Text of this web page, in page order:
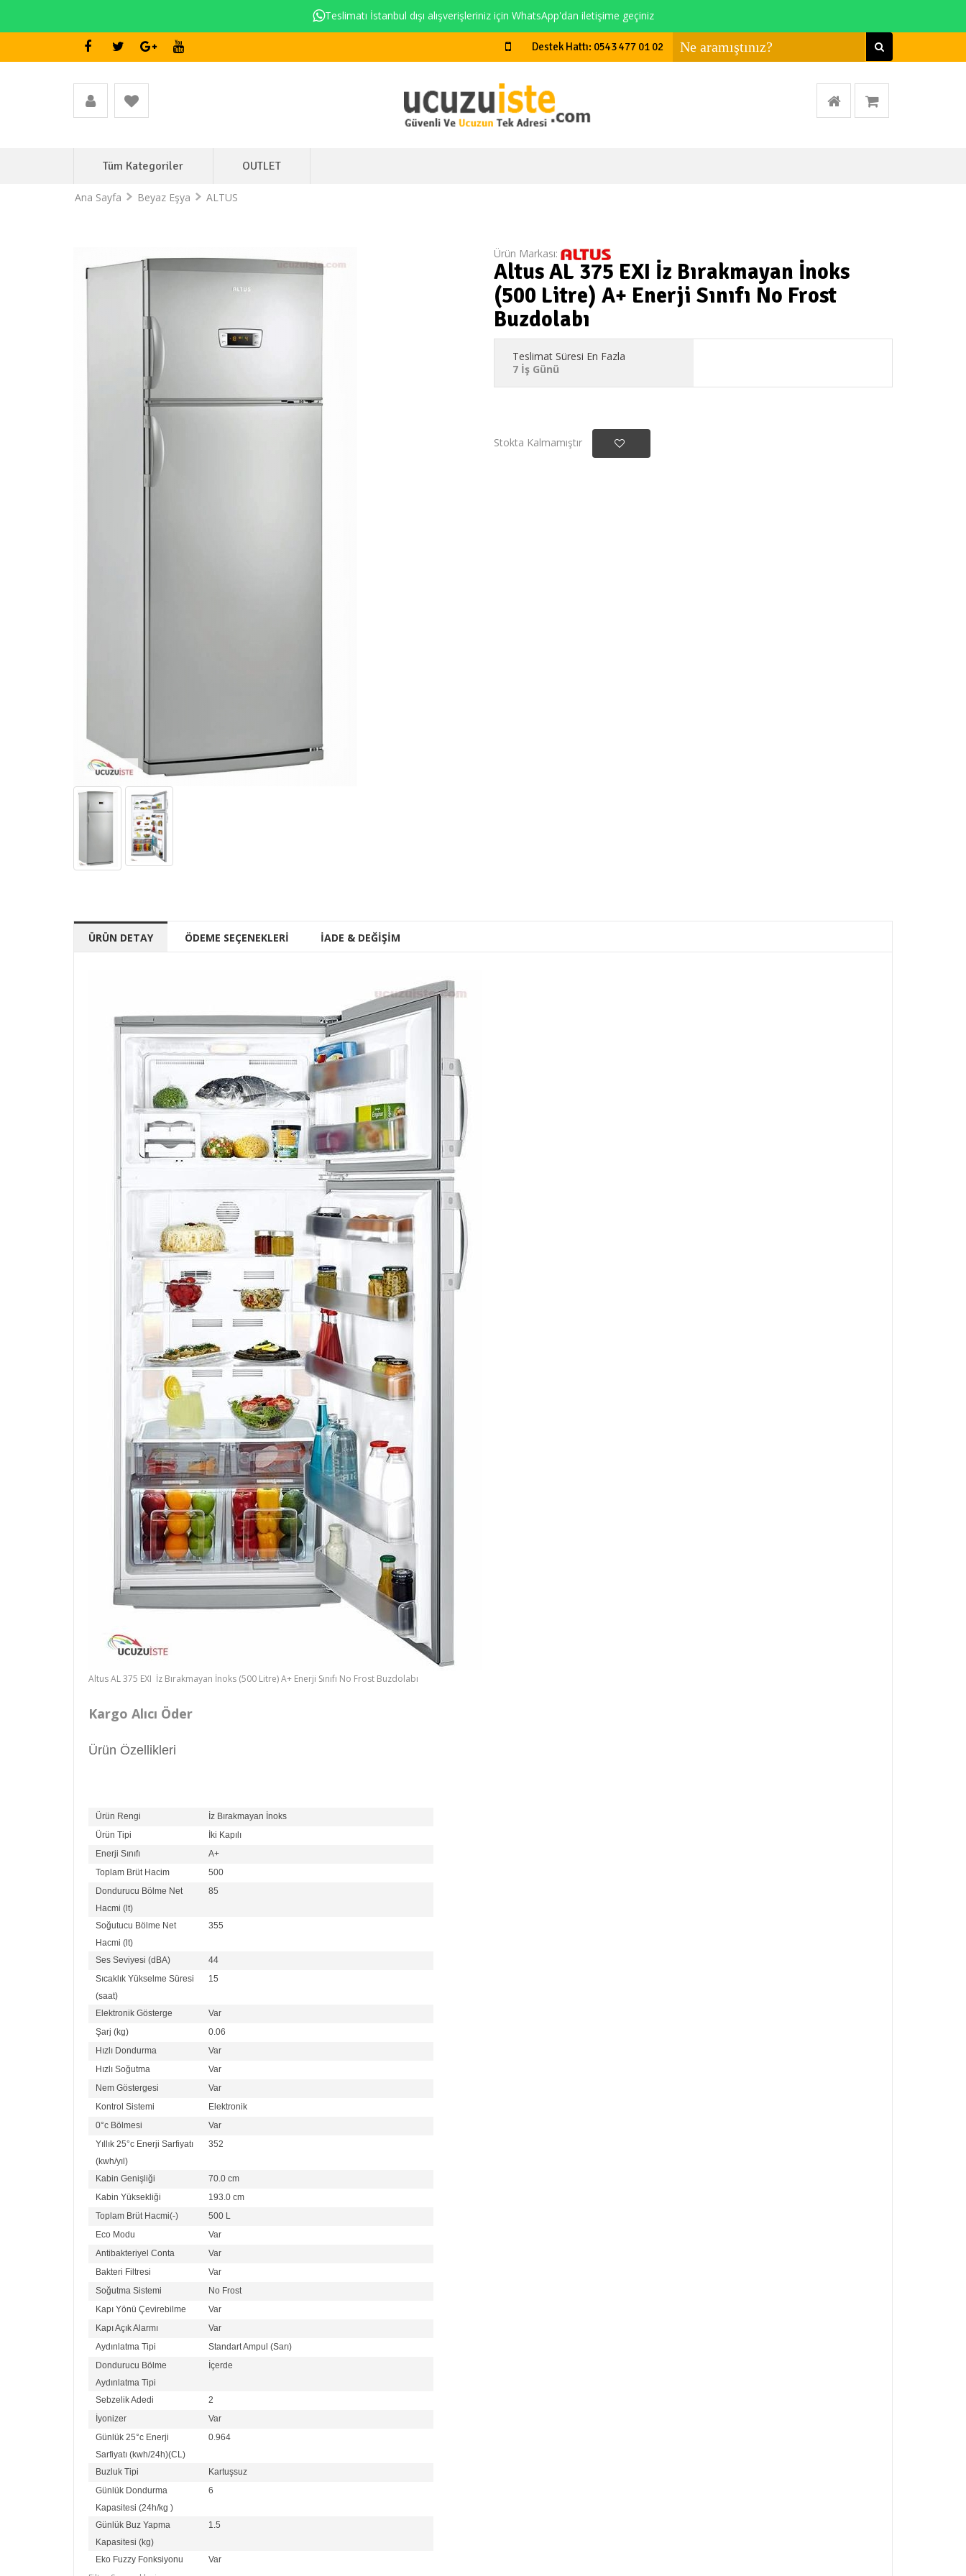
Teslimatı İstanbul dışı alışverişleriniz için WhatsApp'dan iletişime geçiniz
Destek Hattı: 0543 477 01 02
Tüm Kategoriler OUTLET
Ana Sayfa Beyaz Eşya ALTUS
Ürün Markası:
Altus AL 375 EXI İz Bırakmayan İnoks
(500 Litre) A+ Enerji Sınıfı No Frost
Buzdolabı
Teslimat Süresi En Fazla
7 İş Günü
Stokta Kalmamıştır
ÜRÜN DETAY ÖDEME SEÇENEKLERİ İADE & DEĞİŞİM
Altus AL 375 EXI İz Bırakmayan İnoks (500 Litre) A+ Enerji Sınıfı No Frost Buzdolabı
Kargo Alıcı Öder
Ürün Özellikleri
Ürün Rengi
İz Bırakmayan İnoks
Ürün Tipi
İki Kapılı
Enerji Sınıfı
A+
Toplam Brüt Hacim
500
Dondurucu Bölme Net
Hacmi (lt)
85
Soğutucu Bölme Net
Hacmi (lt)
355
Ses Seviyesi (dBA)
44
Sıcaklık Yükselme Süresi
(saat)
15
Elektronik Gösterge
Var
Şarj (kg)
0.06
Hızlı Dondurma
Var
Hızlı Soğutma
Var
Nem Göstergesi
Var
Kontrol Sistemi
Elektronik
0°c Bölmesi
Var
Yıllık 25°c Enerji Sarfiyatı
(kwh/yıl)
352
Kabin Genişliği
70.0 cm
Kabin Yüksekliği
193.0 cm
Toplam Brüt Hacmi(-)
500 L
Eco Modu
Var
Antibakteriyel Conta
Var
Bakteri Filtresi
Var
Soğutma Sistemi
No Frost
Kapı Yönü Çevirebilme
Var
Kapı Açık Alarmı
Var
Aydınlatma Tipi
Standart Ampul (Sarı)
Dondurucu Bölme
Aydınlatma Tipi
İçerde
Sebzelik Adedi
2
İyonizer
Var
Günlük 25°c Enerji
Sarfiyatı (kwh/24h)(CL)
0.964
Buzluk Tipi
Kartuşsuz
Günlük Dondurma
Kapasitesi (24h/kg )
6
Günlük Buz Yapma
Kapasitesi (kg)
1.5
Eko Fuzzy Fonksiyonu Var